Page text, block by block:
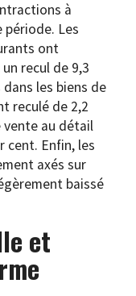
à
Les
ont
recul de 9,3
les biens de
reculé de 2,2
vente au détail
cent. Enfin, les
axés sur
baissé
et